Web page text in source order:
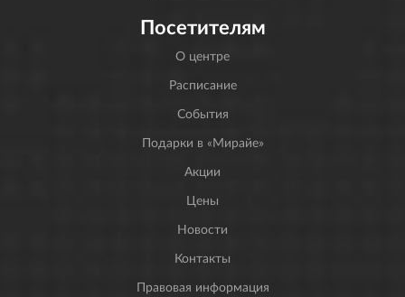
Посетителям
О центре
Расписание
События
Подарки в «Мирайе»
Акции
Цены
Новости
Контакты
Правовая информация